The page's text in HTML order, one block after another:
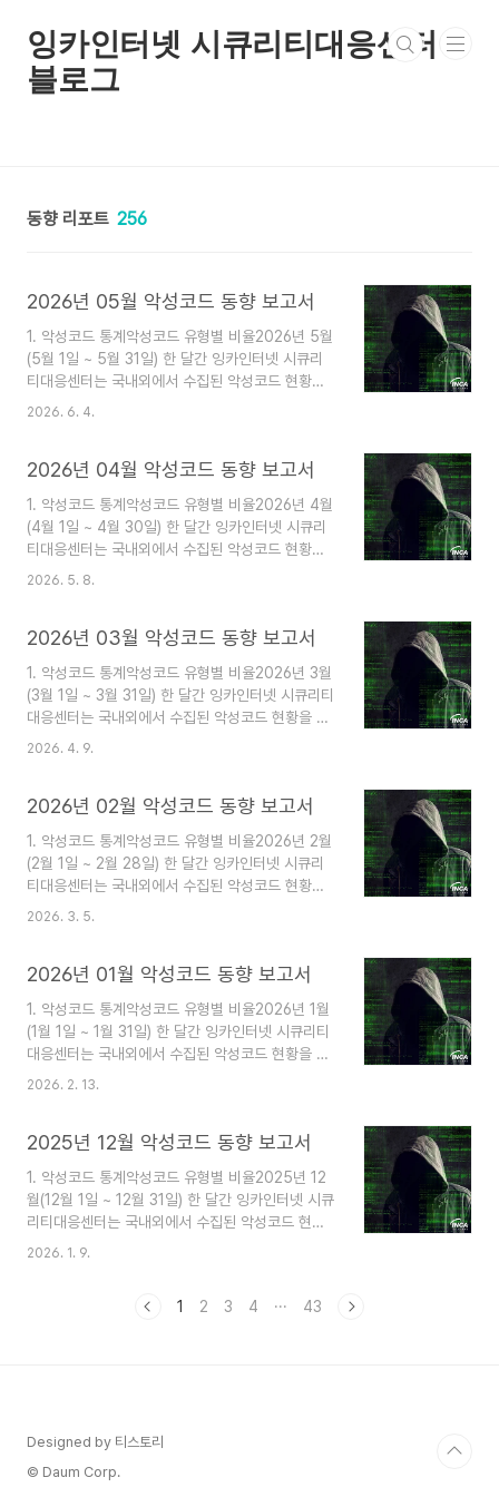
잉카인터넷 시큐리티대응센터
블로그
동향 리포트 256
2026년 05월 악성코드 동향 보고서
1. 악성코드 통계악성코드 유형별 비율2026년 5월
(5월 1일 ~ 5월 31일) 한 달간 잉카인터넷 시큐리
티대응센터는 국내외에서 수집된 악성코드 현황을
조사하였으며, 유형별로 비교하였을 때 Trojan이
월(5월 1일 ~ 5월 31일) 한 달간 등장한 악성코드
C&C 서버 통신을 구현한 새로운 파이썬 기반의 백
도어 DEEP#DOOR가 등장했다. 또한, 소프트웨어
의 공식 사이트의 설치 파일에 QUIC RAT 악성코
드를 삽입해 유포하는 공급망 공격과 가짜 면접 플
JobStealer의 소식이 전해졌다. ..
2026. 6. 4.
2026년 04월 악성코드 동향 보고서
1. 악성코드 통계악성코드 유형별 비율2026년 4월
(4월 1일 ~ 4월 30일) 한 달간 잉카인터넷 시큐리
티대응센터는 국내외에서 수집된 악성코드 현황을
조사하였으며, 유형별로 비교하였을 때 Trojan이
(4월 1일 ~ 4월 30일) 한 달간 등장한 악성코드를
스쿼팅을 이용해 유포한 AtlasCross RAT이 등장
했다. 또한, Claude Code 유출 이슈를 악용해 깃
허브에서 유포되는 Vidal Stealer와 앱스토어 및
플레이 스토어에서 발견된 새로운 버전의
네수엘라 기업을 ..
2026. 5. 8.
2026년 03월 악성코드 동향 보고서
1. 악성코드 통계악성코드 유형별 비율2026년 3월
(3월 1일 ~ 3월 31일) 한 달간 잉카인터넷 시큐리티
대응센터는 국내외에서 수집된 악성코드 현황을 조
사하였으며, 유형별로 비교하였을 때 Trojan이
드 동향2026년 3월(3월 1일 ~ 3월 31일) 한 달간
문서 프로그램 업데이트로 위장해 장기적인 원격 제
어를 시도하는 ScreenConnect 백도어가 발견됐
다. 또한, ClickFix 기법을 사용해 사용자가 직접 파
워셸 명령어를 실행하도록 유도하는 AI 생성 악성코
탈취한 NPM 토..
2026. 4. 9.
2026년 02월 악성코드 동향 보고서
1. 악성코드 통계악성코드 유형별 비율2026년 2월
(2월 1일 ~ 2월 28일) 한 달간 잉카인터넷 시큐리
티대응센터는 국내외에서 수집된 악성코드 현황을
조사하였으며, 유형별로 비교하였을 때 Trojan이
월 1일 ~ 2월 28일) 한 달간 등장한 악성코드를 조
사용해 PowerShell 스크립트를 실행하도록 유도
하고 MimicRAT 악성코드를 유포하는 피싱 캠페인
이 발견됐다. 또한, 윈도우 및 리눅스 등 다양한 운
영체제 대상의 DrangonForce 랜섬웨어가 등장했
탈취하는 데 사용된 Z..
2026. 3. 5.
2026년 01월 악성코드 동향 보고서
1. 악성코드 통계악성코드 유형별 비율2026년 1월
(1월 1일 ~ 1월 31일) 한 달간 잉카인터넷 시큐리티
대응센터는 국내외에서 수집된 악성코드 현황을 조
사하였으며, 유형별로 비교하였을 때 Trojan이
1월(1월 1일 ~ 1월 31일) 한 달간 등장한 악성코드
우크라이나 의회와 군사 기관을 대상으로 메신저 바
이버 (Viber)를 이용한 정보 탈취 악성코드 캠페인
이 발견됐다. 또한, macOS를 대상으로 한 정보 탈
취 악성코드인 MonetaStealer와 클라우드 제공
2026. 2. 13.
2025년 12월 악성코드 동향 보고서
1. 악성코드 통계악성코드 유형별 비율2025년 12
월(12월 1일 ~ 12월 31일) 한 달간 잉카인터넷 시큐
리티대응센터는 국내외에서 수집된 악성코드 현황
을 조사하였으며, 유형별로 비교하였을 때 Trojan
년 12월(12월 1일 ~ 12월 31일) 한 달간 등장한 악
을 마운트하는 방식으로 실행되는 Phantom
Stealer가 등..
2026. 1. 9.
1 2 3 4 ··· 43
Designed by 티스토리
© Daum Corp.